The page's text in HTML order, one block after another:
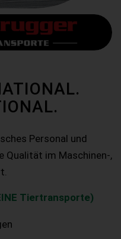
Personal und
Qualität im Maschinen-,
Tiertransporte)